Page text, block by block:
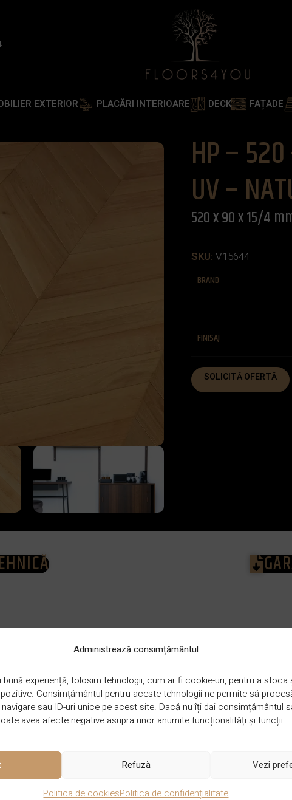
Administrează consimțământul
bună experiență, folosim tehnologii, cum ar fi cookie-uri, pentru a
Consimțământul pentru aceste tehnologii ne permite să
sau ID-uri unice pe acest site. Dacă nu îți dai consimțământul
avea afecte negative asupra unor anumite funcționalități și funcții.
Refuză Vezi
Politica de cookiesPolitica de confidențialitate
EXTERIOR PLACĂRI INTERIOARE DECK FAȚADE
15 – ABC – 90 – LAC UV – NATURAL 520 x 90 x 15/4 mm
HP –
UV –
520 x 90 x 15/4
SKU: V15644
BRAND
FINISAJ
SOLICITĂ OFERTĂ
STRAT UZURA 4 mm